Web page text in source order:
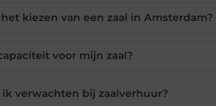
kiezen van een zaal in Amsterdam?
voor mijn zaal?
verwachten bij zaalverhuur?